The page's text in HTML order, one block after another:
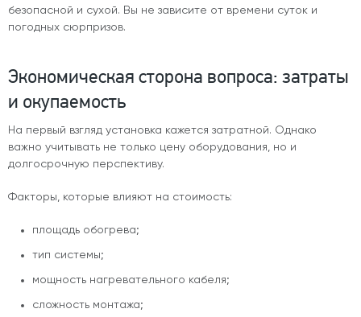
безопасной и сухой. Вы не зависите от времени суток и
погодных сюрпризов.
Экономическая сторона вопроса: затраты
и окупаемость
На первый взгляд установка кажется затратной. Однако
важно учитывать не только цену оборудования, но и
долгосрочную перспективу.
Факторы, которые влияют на стоимость:
площадь обогрева;
тип системы;
мощность нагревательного кабеля;
сложность монтажа;